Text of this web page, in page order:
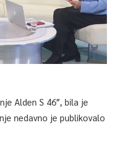
Alden S 46″, bila je
nedavno je publikovalo